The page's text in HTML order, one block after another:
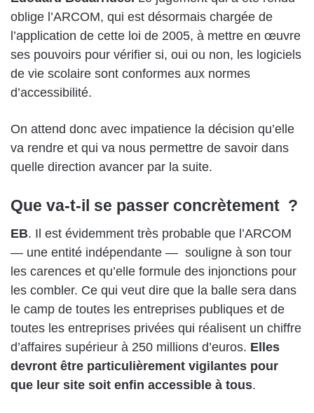
oblige l’ARCOM, qui est désormais chargée de
l’application de cette loi de 2005, à mettre en œuvre
ses pouvoirs pour vérifier si, oui ou non, les logiciels
de vie scolaire sont conformes aux normes
d’accessibilité.
On attend donc avec impatience la décision qu’elle
va rendre et qui va nous permettre de savoir dans
quelle direction avancer par la suite.
Que va-t-il se passer concrètement ?
EB. Il est évidemment très probable que l’ARCOM
— une entité indépendante — souligne à son tour
les carences et qu’elle formule des injonctions pour
les combler. Ce qui veut dire que la balle sera dans
le camp de toutes les entreprises publiques et de
toutes les entreprises privées qui réalisent un chiffre
d’affaires supérieur à 250 millions d’euros. Elles
devront être particulièrement vigilantes pour
que leur site soit enfin accessible à tous.